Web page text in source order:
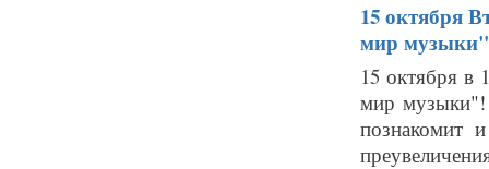
15 октября
мир
15 октября в
мир музыки"!
познакомит